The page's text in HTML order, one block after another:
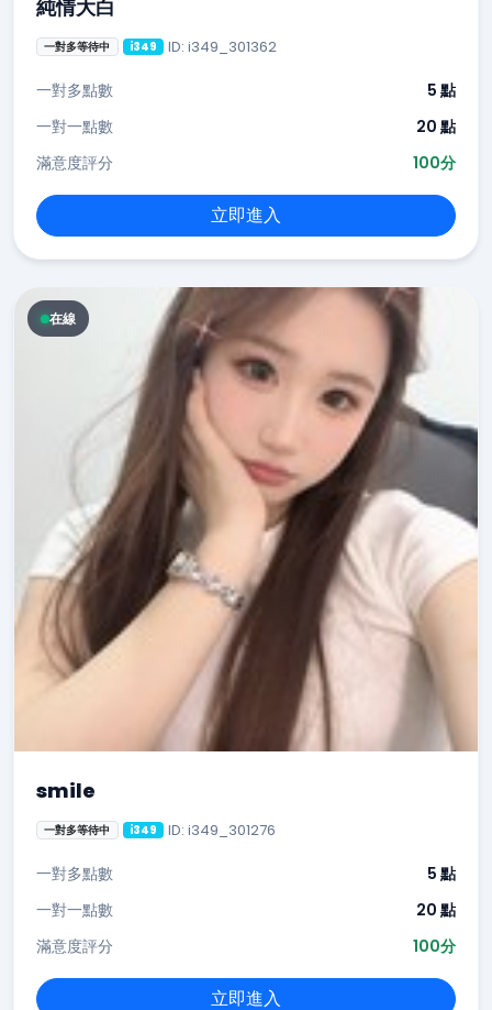
純情大白
一對多等待中 i349 ID: i349_301362
一對多點數
5 點
一對一點數
20 點
滿意度評分
100分
立即進入
在線
smile
一對多等待中 i349 ID: i349_301276
一對多點數
5 點
一對一點數
20 點
滿意度評分
100分
立即進入